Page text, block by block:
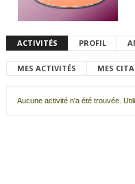
ACTIVITÉS PROFIL
MES ACTIVITÉS MES
Aucune activité n'a été trouvée.